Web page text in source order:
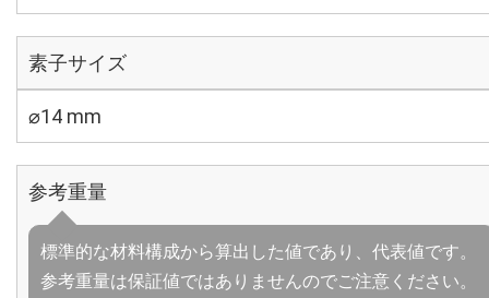
素子サイズ
⌀14 mm
参考重量
標準的な材料構成から算出した値であり、代表値です。
参考重量は保証値ではありませんのでご注意ください。